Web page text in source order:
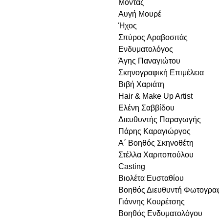
Μοντάζ
Αυγή Μουρέ
Ήχος
Σπύρος Αραβοσιτάς
Ενδυματολόγος
Άγης Παναγιώτου
Σκηνογραφική Επιμέλεια
Βιβή Xαριάτη
Hair & Make Up Artist
Ελένη Σαββίδου
Διευθυντής Παραγωγής
Πάρης Καραγιώργος
Α΄ Βοηθός Σκηνοθέτη
Στέλλα Χαριτοπούλου
Casting
Βιολέτα Ευσταθίου
Βοηθός Διευθυντή
Γιάννης Κουρέτσης
Βοηθός Ενδυματολόγου